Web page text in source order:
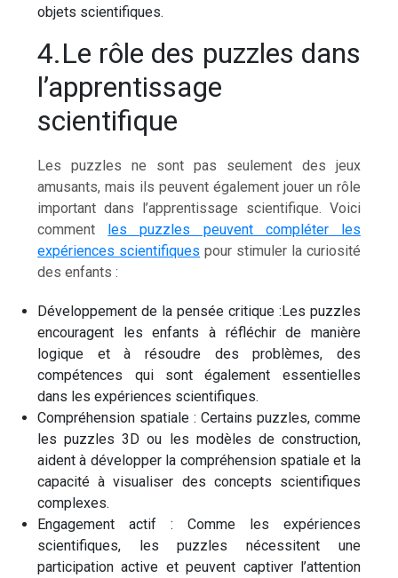
objets scientifiques.
4.Le rôle des puzzles dans
l’apprentissage
scientifique
Les puzzles ne sont pas seulement des jeux
amusants, mais ils peuvent également jouer un rôle
important dans l’apprentissage scientifique. Voici
comment les puzzles peuvent compléter les
expériences scientifiques pour stimuler la curiosité
des enfants :
Développement de la pensée critique :Les puzzles
encouragent les enfants à réfléchir de manière
logique et à résoudre des problèmes, des
compétences qui sont également essentielles
dans les expériences scientifiques.
Compréhension spatiale : Certains puzzles, comme
les puzzles 3D ou les modèles de construction,
aident à développer la compréhension spatiale et la
capacité à visualiser des concepts scientifiques
complexes.
Engagement actif : Comme les expériences
scientifiques, les puzzles nécessitent une
participation active et peuvent captiver l’attention